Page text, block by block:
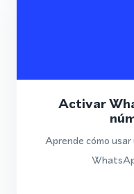
Activar
Aprende cómo